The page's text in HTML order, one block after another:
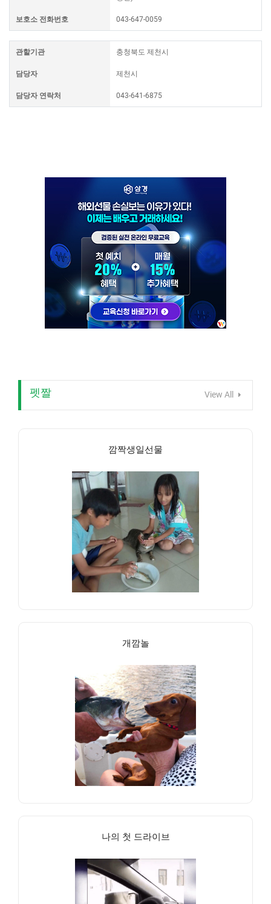
보호소 전화번호 043-647-0059
관할기관 충청북도 제천시
담당자 제천시
담당자 연락처 043-641-6875
펫짤 View All
깜짝생일선물
개깜놀
나의 첫 드라이브